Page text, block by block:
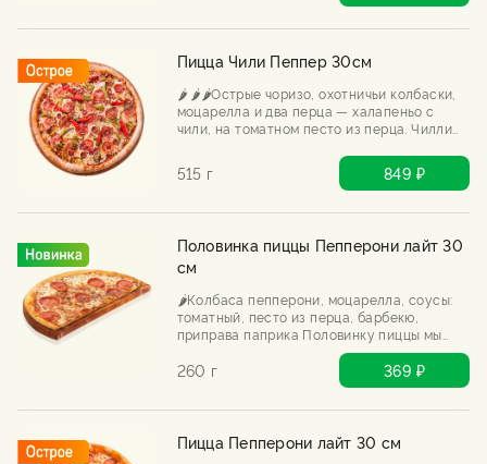
Пицца Чили Пеппер 30см
🌶️ 🌶️🌶️Острые чоризо, охотничьи колбаски,
моцарелла и два перца — халапеньо с
чили, на томатном песто из перца. Чилли
515 г 849 ₽
Половинка пиццы Пепперони лайт 30
см
🌶️Колбаса пепперони, моцарелла, соусы:
томатный, песто из перца, барбекю,
приправа паприка Половинку пиццы мы
выпекаем только после Вашего заказа.
260 г 369 ₽
Пицца Пепперони лайт 30 см